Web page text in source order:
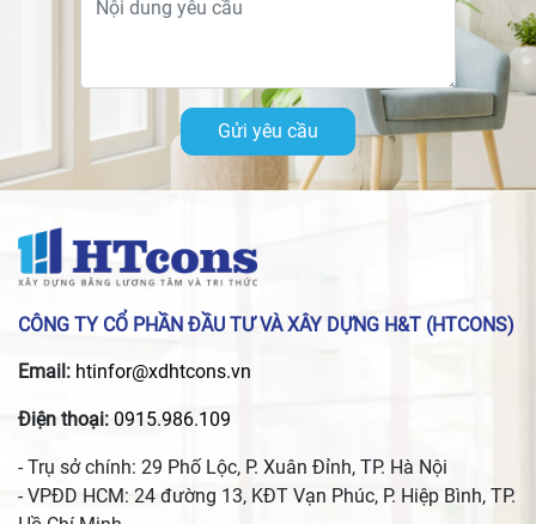
Gửi yêu cầu
CÔNG TY CỔ PHẦN ĐẦU TƯ VÀ XÂY DỰNG H&T (HTCONS)
Email: htinfor@xdhtcons.vn
Điện thoại: 0915.986.109
- Trụ sở chính: 29 Phố Lộc, P. Xuân Đỉnh, TP. Hà Nội
- VPĐD HCM: 24 đường 13, KĐT Vạn Phúc, P. Hiệp Bình, TP.